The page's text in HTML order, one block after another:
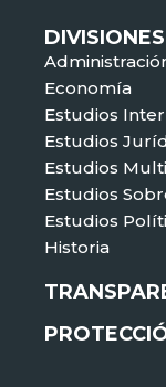
DIVISIONES
Economía
Estudios
Estudios
Estudios
Estudios
Estudios
Historia